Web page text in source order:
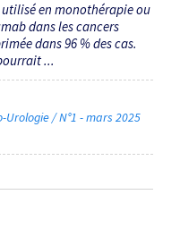
utilisé en monothérapie ou
dans les cancers
dans 96 % des cas.
...
Urologie / N°1 - mars 2025